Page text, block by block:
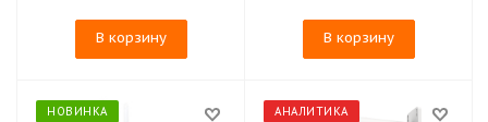
В корзину В корзину
НОВИНКА АНАЛИТИКА